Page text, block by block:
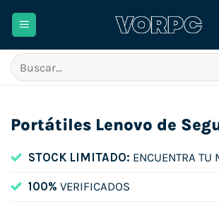
Buscar
por:
Portátiles Lenovo de
STOCK LIMITADO: ENCUENTRA TU
100% VERIFICADOS